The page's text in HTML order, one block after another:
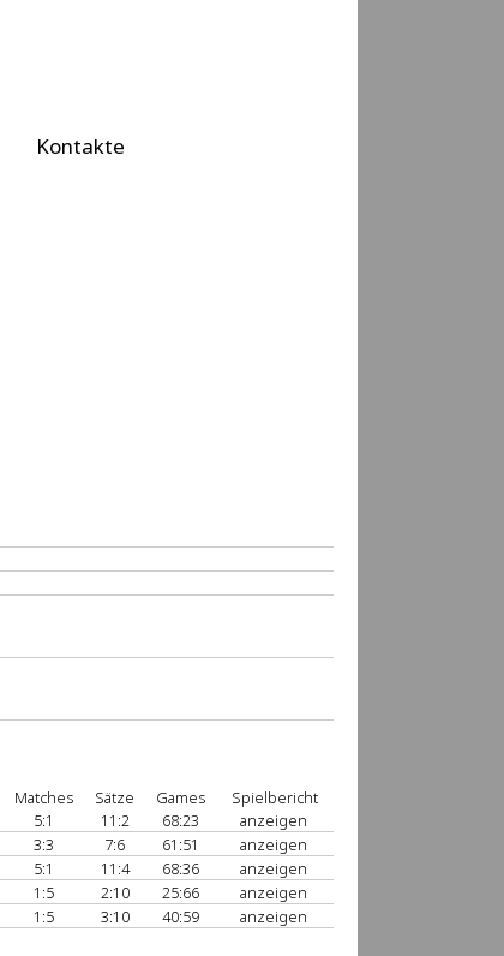
Kontakte
Matches Sätze Games
Spielbericht
5:1 11:2 68:23
anzeigen
3:3 7:6 61:51
anzeigen
5:1 11:4 68:36
anzeigen
1:5 2:10 25:66
anzeigen
1:5 3:10 40:59 anzeigen